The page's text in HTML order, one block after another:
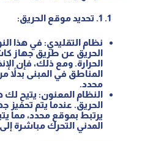
1. تحديد موقع الحريق:
نظام التقليدي: في هذا
الحريق عن طريق جهاز
الحرارة. ومع ذلك، فإن
المناطق في المبنى
محدد.
النظام المعنون: يتيح لك
الحريق. عندما يتم
يرتبط بموقع محدد، مما
المدني التحرك مباشرة